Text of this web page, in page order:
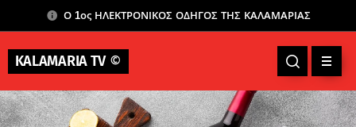
Ο 1ος ΗΛΕΚΤΡΟΝΙΚΟΣ ΟΔΗΓΟΣ ΤΗΣ ΚΑΛΑΜΑΡΙΑΣ
KALAMARIA TV©